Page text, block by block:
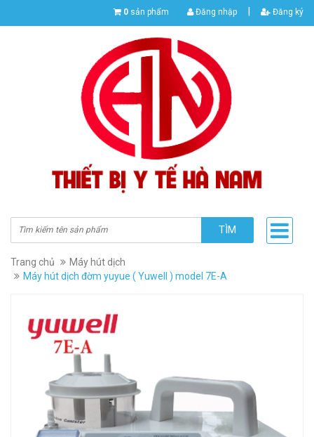
0 sản phẩm Đăng nhập | Đăng ký
TÌM
Trang chủ
Máy hút dịch
Máy hút dịch đờm yuyue ( Yuwell ) model 7E-A